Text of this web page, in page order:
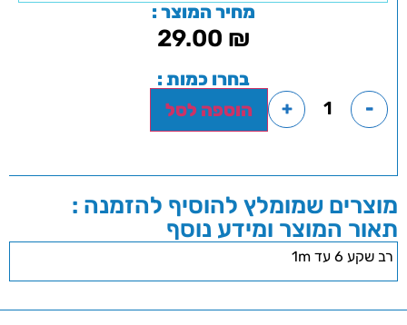
מחיר המוצר :
29.00 ₪
בחרו כמות :
-
+ הוספה לסל
מוצרים שמומלץ להוסיף להזמנה :
תאור המוצר ומידע נוסף
רב שקע 6 עד 1m